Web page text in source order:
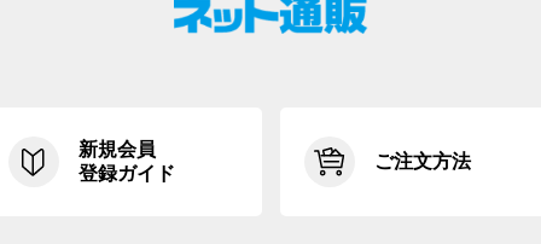
新規会員
登録ガイド
ご注文方法